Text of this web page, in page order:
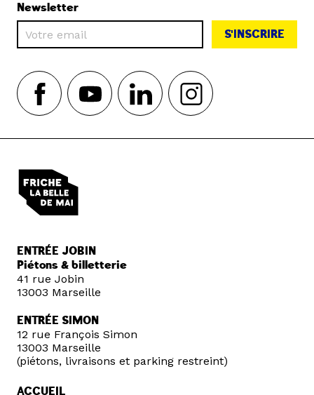
Newsletter
S'INSCRIRE
ENTRÉE JOBIN
Piétons & billetterie
41 rue Jobin
13003 Marseille
ENTRÉE SIMON
12 rue François Simon
13003 Marseille
(piétons, livraisons et parking restreint)
ACCUEIL